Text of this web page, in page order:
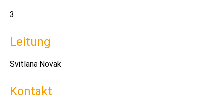
3
Leitung
Svitlana Novak
Kontakt